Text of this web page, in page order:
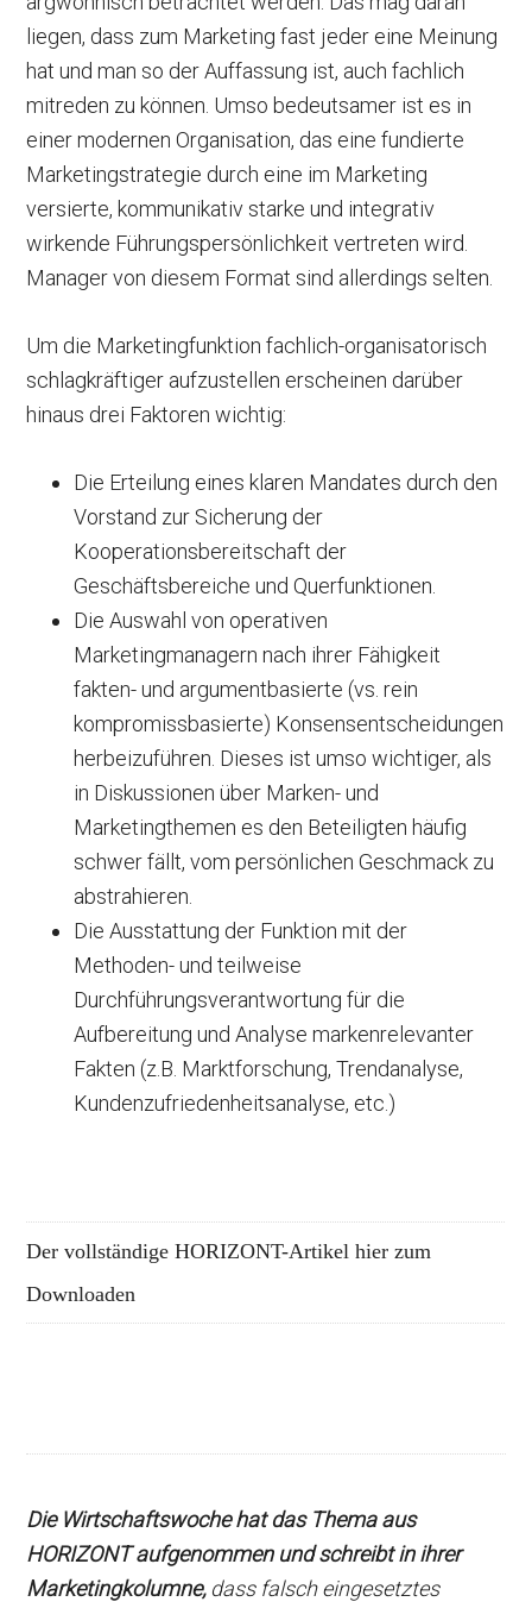
liegen, dass zum Marketing fast jeder eine Meinung
hat und man so der Auffassung ist, auch fachlich
mitreden zu können. Umso bedeutsamer ist es in
einer modernen Organisation, das eine fundierte
Marketingstrategie durch eine im Marketing
versierte, kommunikativ starke und integrativ
wirkende Führungspersönlichkeit vertreten wird.
Manager von diesem Format sind allerdings selten.
Um die Marketingfunktion fachlich-organisatorisch
schlagkräftiger aufzustellen erscheinen darüber
hinaus drei Faktoren wichtig:
Die Erteilung eines klaren Mandates durch den
Vorstand zur Sicherung der
Kooperationsbereitschaft der
Geschäftsbereiche und Querfunktionen.
Die Auswahl von operativen
Marketingmanagern nach ihrer Fähigkeit
fakten- und argumentbasierte (vs. rein
kompromissbasierte) Konsensentscheidungen
herbeizuführen. Dieses ist umso wichtiger, als
in Diskussionen über Marken- und
Marketingthemen es den Beteiligten häufig
schwer fällt, vom persönlichen Geschmack zu
abstrahieren.
Die Ausstattung der Funktion mit der
Methoden- und teilweise
Durchführungsverantwortung für die
Aufbereitung und Analyse markenrelevanter
Fakten (z.B. Marktforschung, Trendanalyse,
Kundenzufriedenheitsanalyse, etc.)
Der vollständige HORIZONT-Artikel hier zum
Downloaden
Die Wirtschaftswoche hat das Thema aus
HORIZONT aufgenommen und schreibt in ihrer
Marketingkolumne, dass falsch eingesetztes